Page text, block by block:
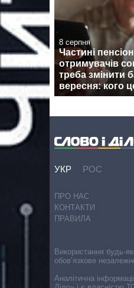
8 серпня
Частині
отримувачів
треба змінити
вересня: кого
УКР РОС
ПРО НАС
КОНТАКТИ
ПРАВИЛА
Використання будь-
обов’язкове
Аналітична